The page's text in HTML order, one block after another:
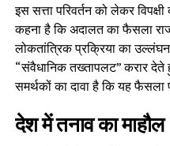
इस सत्ता परिवर्तन को लेकर
कहना है कि अदालत का फैसला
लोकतांत्रिक प्रक्रिया का
“संवैधानिक तख्तापलट” करार देते
समर्थकों का दावा है कि यह फैसला
देश में तनाव का माहौल